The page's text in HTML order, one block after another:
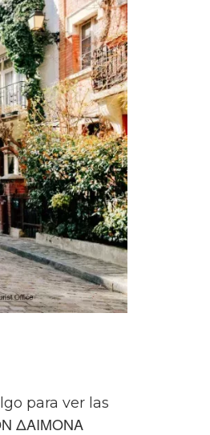
para ver las
ΔΑΙΜΟΝΑ